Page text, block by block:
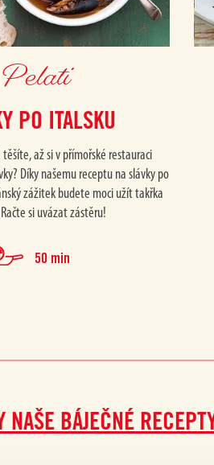
Pelati
PO ITALSKU
těšíte, až si v přímořské restauraci
Díky našemu receptu na slávky po
zážitek budete moci užít takřka
si uvázat zástěru!
50 min
NAŠE BÁJEČNÉ